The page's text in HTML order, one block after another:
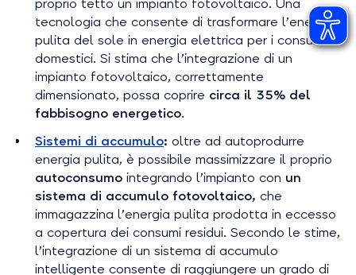
proprio tetto un impianto fotovoltaico. Una
tecnologia che consente di trasformare l’energia
pulita del sole in energia elettrica per i consumi
domestici. Si stima che l’integrazione di un
impianto fotovoltaico, correttamente
dimensionato, possa coprire circa il 35% del
fabbisogno energetico.
Sistemi di accumulo: oltre ad autoprodurre
energia pulita, è possibile massimizzare il proprio
autoconsumo integrando l’impianto con un
sistema di accumulo fotovoltaico, che
immagazzina l’energia pulita prodotta in eccesso
a copertura dei consumi residui. Secondo le stime,
l’integrazione di un sistema di accumulo
intelligente consente di raggiungere un grado di